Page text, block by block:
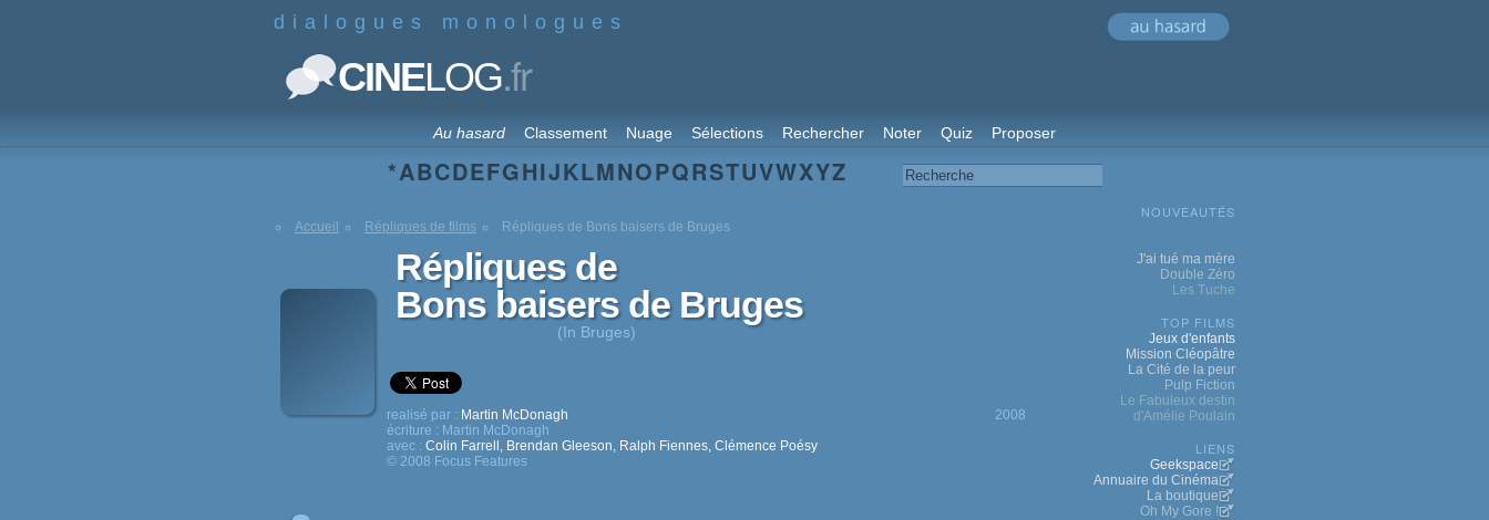
dialogues monologues
CINELOG.fr
Au hasard Classement Nuage Sélections Rechercher Noter Quiz Proposer
*ABCDEFGHIJKLMNOPQRSTUVWXYZ
Accueil Répliques de films Répliques de Bons baisers de Bruges
Répliques de
Bons baisers de Bruges
(In Bruges)
realisé par : Martin McDonagh
écriture : Martin McDonagh
avec : Colin Farrell , Brendan Gleeson, Ralph Fiennes, Clémence Poésy
© 2008 Focus Features
2008
NOUVEAUTÉS
J'ai tué ma mère
Double Zéro
Les Tuche
TOP FILMS
Jeux d'enfants
Mission Cléopâtre
La Cité de la peur
Pulp Fiction
Le Fabuleux destin
d'Amélie Poulain
LIENS
Geekspace
Annuaire du Cinéma
La boutique
Oh My Gore !